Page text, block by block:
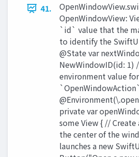
41.
OpenWindowView:
`id` value that the
to identify the
@State var
NewWindowID(id: 1)
environment value
private var
some View { //
the center of the
launches a new